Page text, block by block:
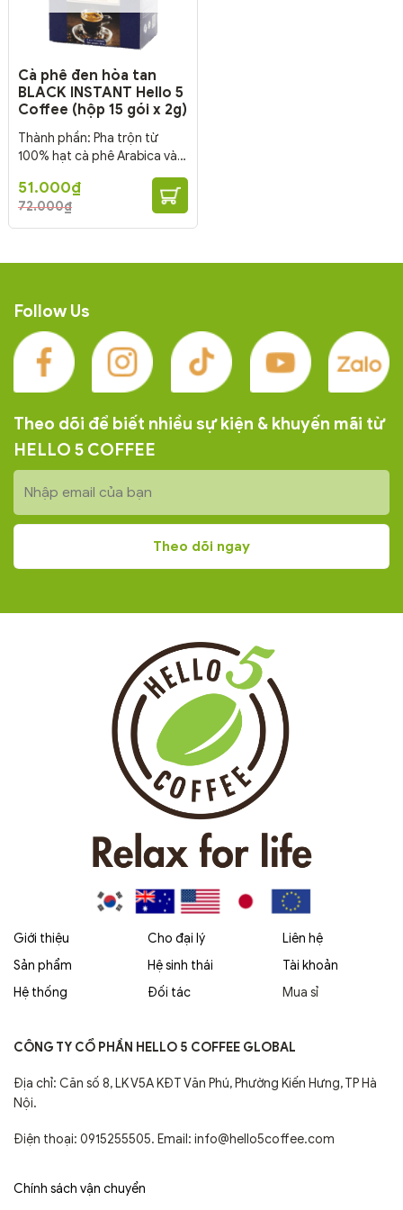
Cà phê đen hòa tan
BLACK INSTANT Hello 5
Coffee (hộp 15 gói x 2g)
72.000₫
Giá
gốc
là:
51.000₫
Giá
hiện
tại
51.000₫.
Thành phần: Pha trộn từ
100% hạt cà phê Arabica và
Hương vị: Hương vị
nguyên bản của cà phê, đậm,
dày, và sâu, không lẫn tạp.
Cà phê hòa tan 3in1 đóng gói
mang theo.
Follow Us
Theo dõi để biết nhiều sự kiện & khuyến mãi từ
HELLO 5 COFFEE
Giới thiệu
Sản phẩm
Hệ thống
Cho đại lý
Hệ sinh thái
Đối tác
Liên hệ
Tài khoản
Mua sỉ
CÔNG TY CỔ PHẦN HELLO 5 COFFEE GLOBAL
Địa chỉ: Căn số 8, LK V5A KĐT Văn Phú, Phường Kiến Hưng, TP Hà
Nội.
Điện thoại: 0915255505. Email: info@hello5coffee.com
Chính sách vận chuyển